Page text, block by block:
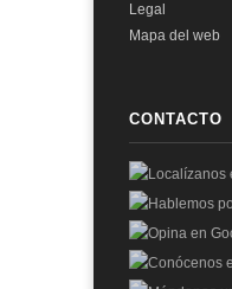
Legal
Mapa del web
CONTACTO